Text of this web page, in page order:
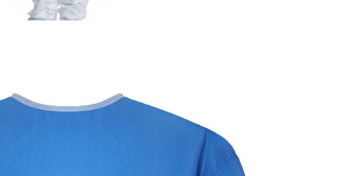
Tyvek® 500 Labo